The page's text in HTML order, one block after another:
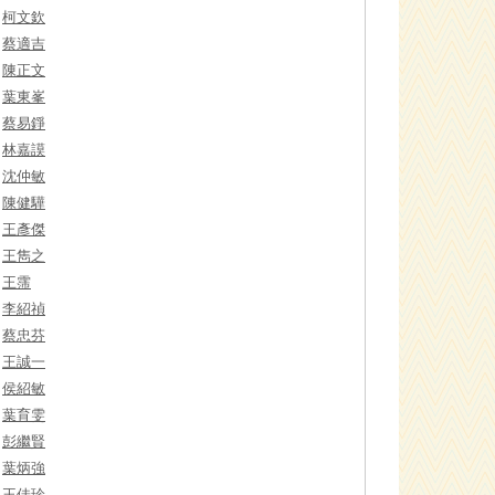
柯文欽
蔡適吉
陳正文
葉東峯
蔡易錚
林嘉謨
沈仲敏
陳健驊
王彥傑
王雋之
王霈
李紹禎
蔡忠芬
王誠一
侯紹敏
葉育雯
彭繼賢
葉炳強